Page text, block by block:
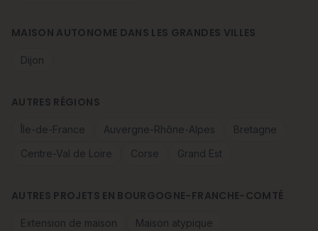
MAISON AUTONOME DANS LES GRANDES VILLES
Dijon
AUTRES RÉGIONS
Île-de-France Auvergne-Rhône-Alpes
Bretagne
Centre-Val de Loire
Corse Grand Est
AUTRES PROJETS EN BOURGOGNE-FRANCHE-COMTÉ
Extension de maison
Maison atypique